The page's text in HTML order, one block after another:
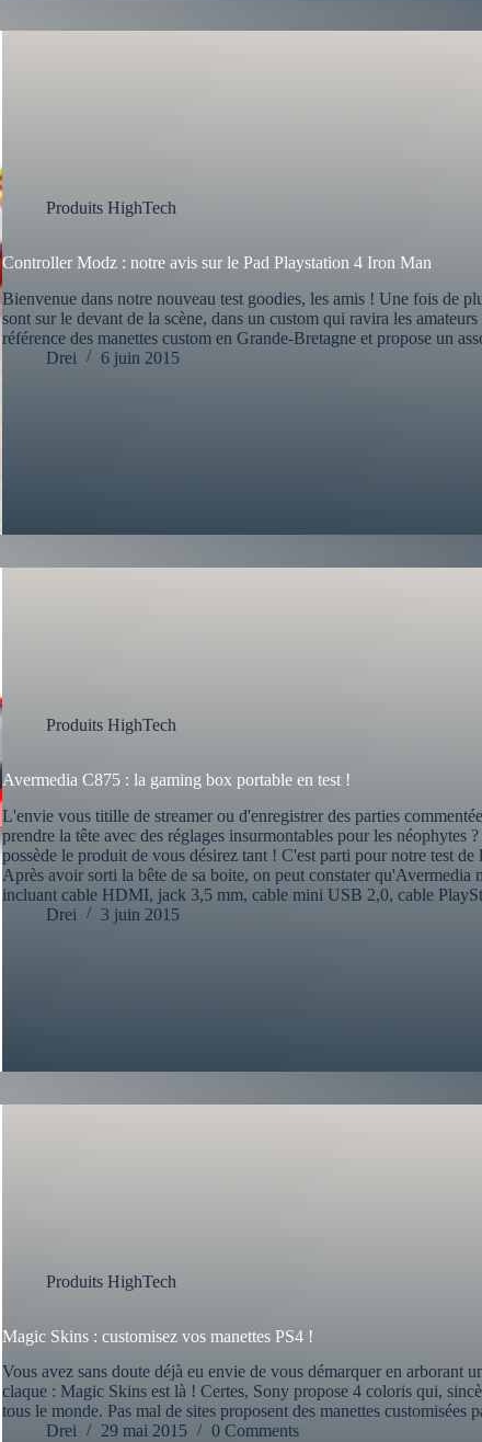
Produits HighTech
Controller Modz : notre avis sur le Pad Playstation 4 Iron Man
Bienvenue dans notre nouveau test goodies, les amis ! Une fois de
sont sur le devant de la scène, dans un custom qui ravira les
référence des manettes custom en Grande-Bretagne et propose un
Drei
6 juin 2015
Produits HighTech
Avermedia C875 : la gaming box portable en test !
L'envie vous titille de streamer ou d'enregistrer des parties
prendre la tête avec des réglages insurmontables pour les néophytes
possède le produit de vous désirez tant ! C'est parti pour notre test
Après avoir sorti la bête de sa boite, on peut constater qu'Avermedia
incluant cable HDMI, jack 3,5 mm, cable mini USB 2,0, cable
Drei
3 juin 2015
Produits HighTech
Magic Skins : customisez vos manettes PS4 !
Vous avez sans doute déjà eu envie de vous démarquer en arborant
claque : Magic Skins est là ! Certes, Sony propose 4 coloris qui,
tous le monde. Pas mal de sites proposent des manettes customisées
Drei
29 mai 2015 0 Comments